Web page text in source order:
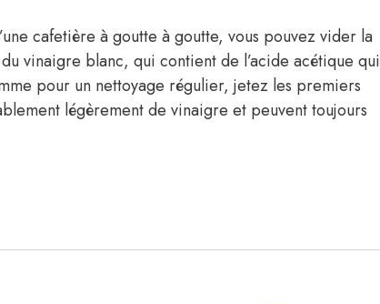
cafetière à goutte à goutte, vous pouvez vider la
vinaigre blanc, qui contient de l’acide acétique qui
pour un nettoyage régulier, jetez les premiers
légèrement de vinaigre et peuvent toujours